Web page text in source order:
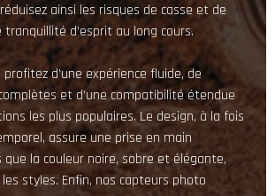
ainsi les risques de casse et de
tranquillité d’esprit au long cours.
profitez d’une expérience fluide, de
et d’une compatibilité étendue
les plus populaires. Le design, à la fois
assure une prise en main
la couleur noire, sobre et élégante,
styles. Enfin, nos capteurs photo